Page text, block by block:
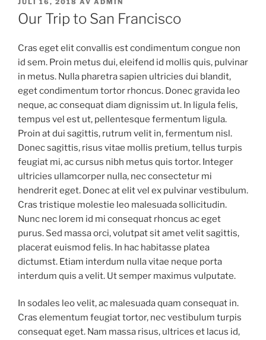
JULI 16, 2018 AV ADMIN
Our Trip to San Francisco
Cras eget elit convallis est condimentum congue non
id sem. Proin metus dui, eleifend id mollis quis, pulvinar
in metus. Nulla pharetra sapien ultricies dui blandit,
eget condimentum tortor rhoncus. Donec gravida leo
neque, ac consequat diam dignissim ut. In ligula felis,
tempus vel est ut, pellentesque fermentum ligula.
Proin at dui sagittis, rutrum velit in, fermentum nisl.
Donec sagittis, risus vitae mollis pretium, tellus turpis
feugiat mi, ac cursus nibh metus quis tortor. Integer
ultricies ullamcorper nulla, nec consectetur mi
hendrerit eget. Donec at elit vel ex pulvinar vestibulum.
Cras tristique molestie leo malesuada sollicitudin.
Nunc nec lorem id mi consequat rhoncus ac eget
purus. Sed massa orci, volutpat sit amet velit sagittis,
placerat euismod felis. In hac habitasse platea
dictumst. Etiam interdum nulla vitae neque porta
interdum quis a velit. Ut semper maximus vulputate.
In sodales leo velit, ac malesuada quam consequat in.
Cras elementum feugiat tortor, nec vestibulum turpis
consequat eget. Nam massa risus, ultrices et lacus id,